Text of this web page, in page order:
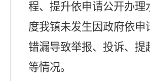
程、提升依申请公开办理
度我镇未发生因政府依申
错漏导致举报、投诉、提
等情况。